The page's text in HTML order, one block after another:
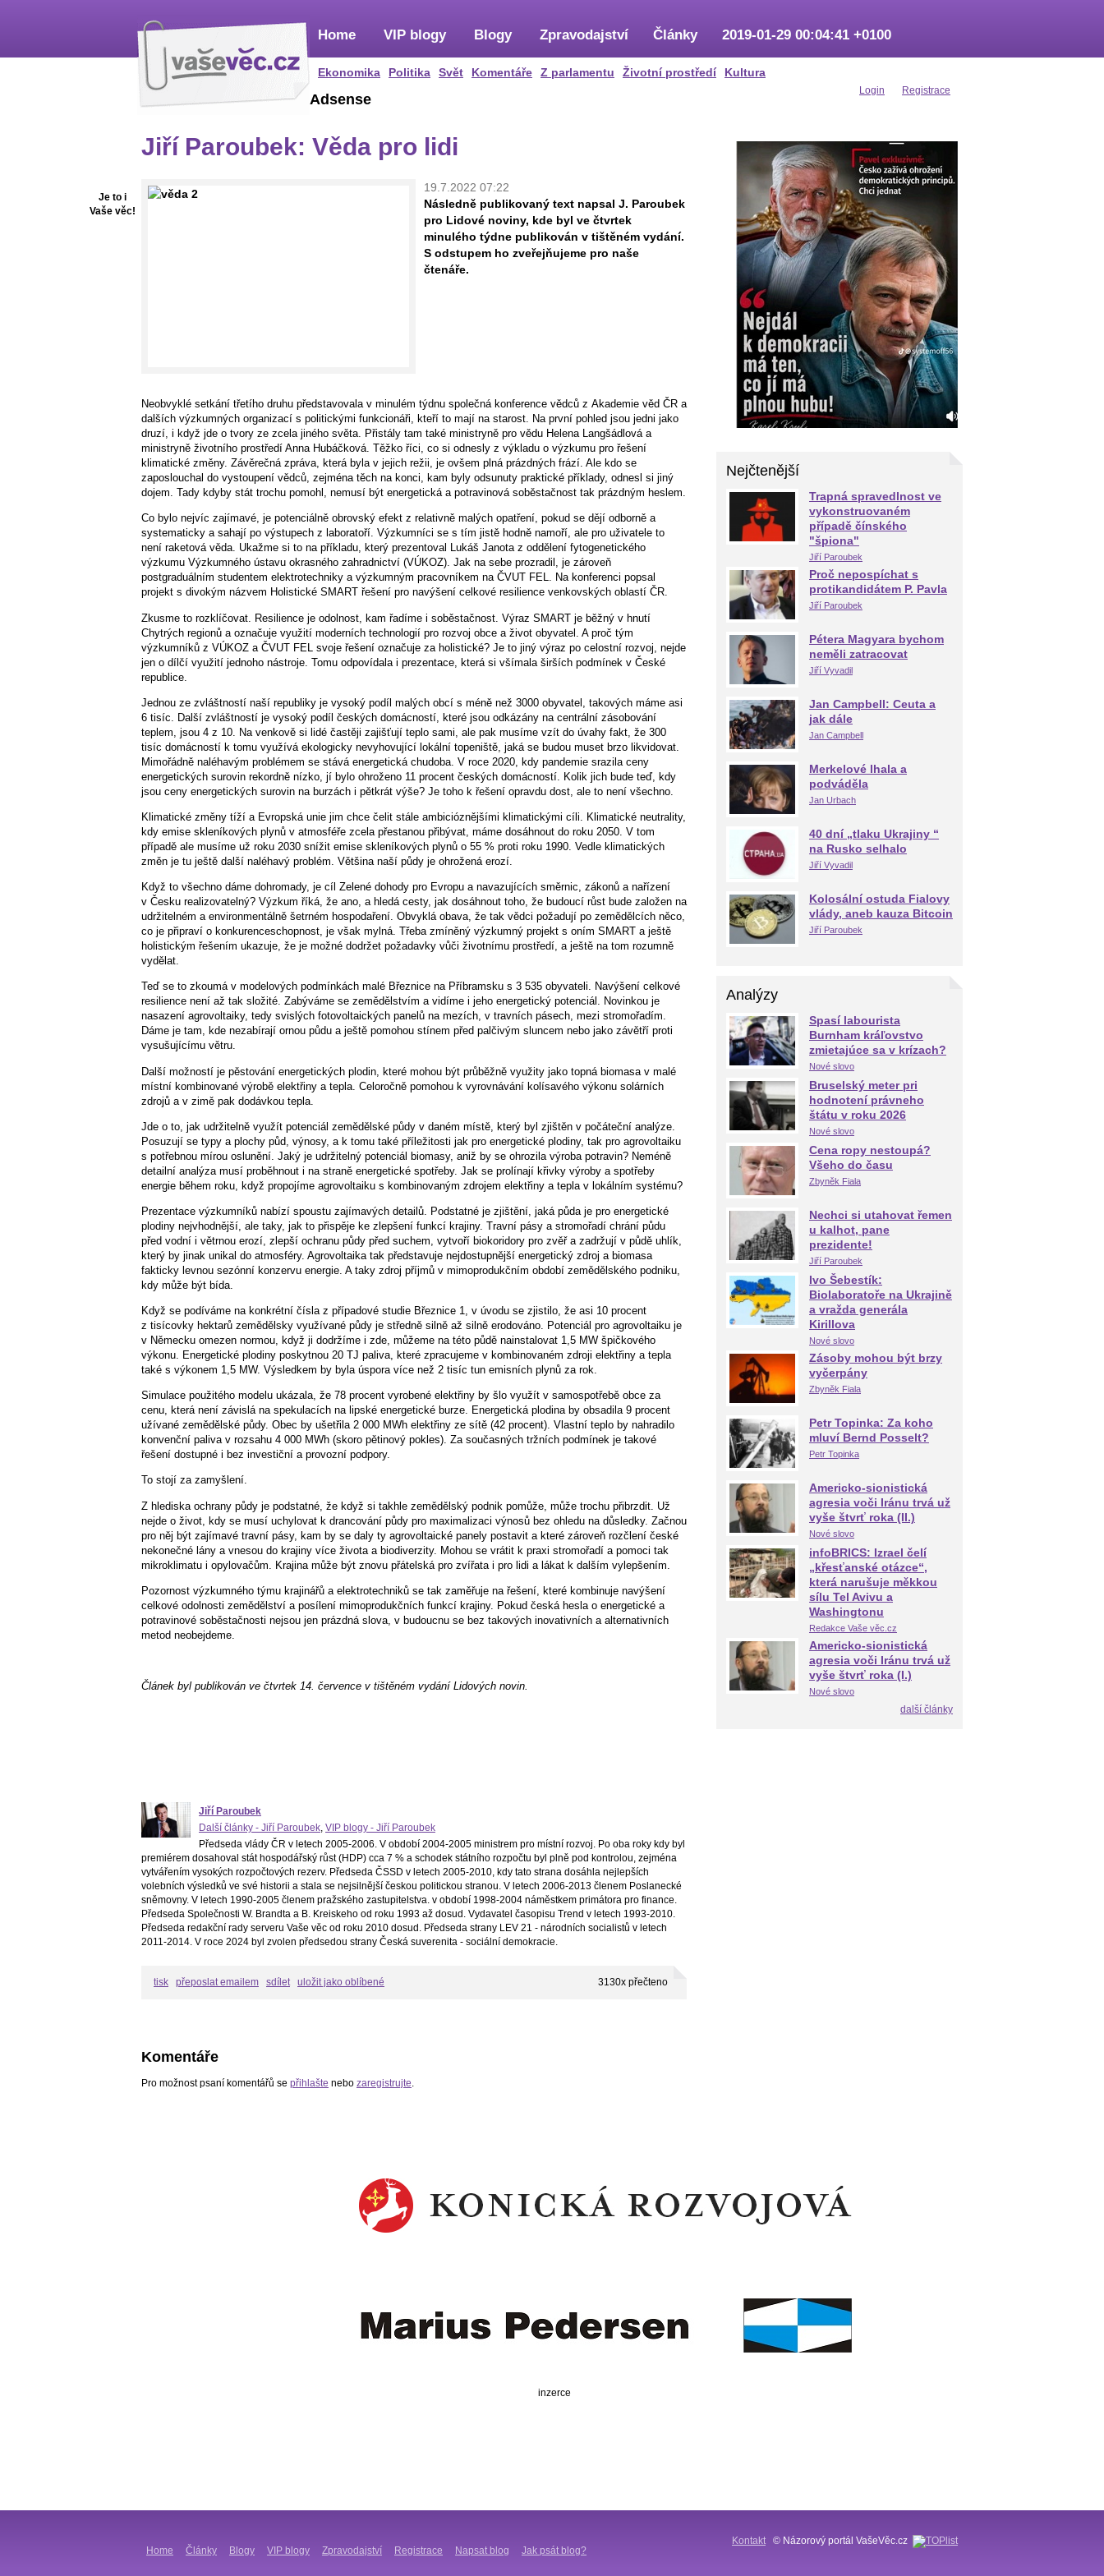
Home
Ekonomika Politika Svět Komentáře Z parlamentu Životní prostředí Kultura
VIP blogy Blogy Zpravodajství Články 2019-01-29 00:04:41 +0100
Login Registrace
Je to i
Vaše věc!
Adsense
Jiří Paroubek: Věda pro lidi
19.7.2022 07:22
Následně publikovaný text napsal J. Paroubek
pro Lidové noviny, kde byl ve čtvrtek
minulého týdne publikován v tištěném vydání.
S odstupem ho zveřejňujeme pro naše
čtenáře.
Neobvyklé setkání třetího druhu představovala v minulém týdnu společná konference vědců z Akademie věd ČR a
dalších výzkumných organizací s politickými funkcionáři, kteří to mají na starost. Na první pohled jsou jedni jako
druzí, i když jde o tvory ze zcela jiného světa. Přistály tam také ministryně pro vědu Helena Langšádlová a
ministryně životního prostředí Anna Hubáčková. Těžko říci, co si odnesly z výkladu o výzkumu pro řešení
klimatické změny. Závěrečná zpráva, která byla v jejich režii, je ovšem plná prázdných frází. Ale kdo se
zaposlouchal do vystoupení vědců, zejména těch na konci, kam byly odsunuty praktické příklady, odnesl si jiný
dojem. Tady kdyby stát trochu pomohl, nemusí být energetická a potravinová soběstačnost tak prázdným heslem.
Co bylo nejvíc zajímavé, je potenciálně obrovský efekt z relativně malých opatření, pokud se dějí odborně a
systematicky a sahají po výstupech z laboratoří. Výzkumníci se s tím jistě hodně namoří, ale pro uživatele to
není raketová věda. Ukažme si to na příkladu, který prezentoval Lukáš Janota z oddělení fytogenetického
výzkumu Výzkumného ústavu okrasného zahradnictví (VÚKOZ). Jak na sebe prozradil, je zároveň
postgraduálním studentem elektrotechniky a výzkumným pracovníkem na ČVUT FEL. Na konferenci popsal
projekt s divokým názvem Holistické SMART řešení pro navýšení celkové resilience venkovských oblastí ČR.
Zkusme to rozklíčovat. Resilience je odolnost, kam řadíme i soběstačnost. Výraz SMART je běžný v hnutí
Chytrých regionů a označuje využití moderních technologií pro rozvoj obce a život obyvatel. A proč tým
výzkumníků z VÚKOZ a ČVUT FEL svoje řešení označuje za holistické? Je to jiný výraz po celostní rozvoj, nejde
jen o dílčí využití jednoho nástroje. Tomu odpovídala i prezentace, která si všímala širších podmínek v České
republice.
Jednou ze zvláštností naší republiky je vysoký podíl malých obcí s méně než 3000 obyvatel, takových máme asi
6 tisíc. Další zvláštností je vysoký podíl českých domácností, které jsou odkázány na centrální zásobování
teplem, jsou 4 z 10. Na venkově si lidé častěji zajišťují teplo sami, ale pak musíme vzít do úvahy fakt, že 300
tisíc domácností k tomu využívá ekologicky nevyhovující lokální topeniště, jaká se budou muset brzo likvidovat.
Mimořádně naléhavým problémem se stává energetická chudoba. V roce 2020, kdy pandemie srazila ceny
energetických surovin rekordně nízko, jí bylo ohroženo 11 procent českých domácností. Kolik jich bude teď, kdy
jsou ceny energetických surovin na burzách i pětkrát výše? Je toho k řešení opravdu dost, ale to není všechno.
Klimatické změny tíží a Evropská unie jim chce čelit stále ambicióznějšími klimatickými cíli. Klimatické neutrality,
kdy emise skleníkových plynů v atmosféře zcela přestanou přibývat, máme dosáhnout do roku 2050. V tom
případě ale musíme už roku 2030 snížit emise skleníkových plynů o 55 % proti roku 1990. Vedle klimatických
změn je tu ještě další naléhavý problém. Většina naší půdy je ohrožená erozí.
Když to všechno dáme dohromady, je cíl Zelené dohody pro Evropu a navazujících směrnic, zákonů a nařízení
v Česku realizovatelný? Výzkum říká, že ano, a hledá cesty, jak dosáhnout toho, že budoucí růst bude založen na
udržitelném a environmentálně šetrném hospodaření. Obvyklá obava, že tak vědci požadují po zemědělcích něco,
co je připraví o konkurenceschopnost, je však mylná. Třeba zmíněný výzkumný projekt s oním SMART a ještě
holistickým řešením ukazuje, že je možné dodržet požadavky vůči životnímu prostředí, a ještě na tom rozumně
vydělat.
Teď se to zkoumá v modelových podmínkách malé Březnice na Příbramsku s 3 535 obyvateli. Navýšení celkové
resilience není až tak složité. Zabýváme se zemědělstvím a vidíme i jeho energetický potenciál. Novinkou je
nasazení agrovoltaiky, tedy svislých fotovoltaických panelů na mezích, v travních pásech, mezi stromořadím.
Dáme je tam, kde nezabírají ornou půdu a ještě pomohou stínem před palčivým sluncem nebo jako závětří proti
vysušujícímu větru.
Další možností je pěstování energetických plodin, které mohou být průběžně využity jako topná biomasa v malé
místní kombinované výrobě elektřiny a tepla. Celoročně pomohou k vyrovnávání kolísavého výkonu solárních
zdrojů a v zimě pak dodávkou tepla.
Jde o to, jak udržitelně využít potenciál zemědělské půdy v daném místě, který byl zjištěn v počáteční analýze.
Posuzují se typy a plochy půd, výnosy, a k tomu také příležitosti jak pro energetické plodiny, tak pro agrovoltaiku
s potřebnou mírou oslunění. Jaký je udržitelný potenciál biomasy, aniž by se ohrozila výroba potravin? Neméně
detailní analýza musí proběhnout i na straně energetické spotřeby. Jak se prolínají křivky výroby a spotřeby
energie během roku, když propojíme agrovoltaiku s kombinovaným zdrojem elektřiny a tepla v lokálním systému?
Prezentace výzkumníků nabízí spoustu zajímavých detailů. Podstatné je zjištění, jaká půda je pro energetické
plodiny nejvhodnější, ale taky, jak to přispěje ke zlepšení funkcí krajiny. Travní pásy a stromořadí chrání půdu
před vodní i větrnou erozí, zlepší ochranu půdy před suchem, vytvoří biokoridory pro zvěř a zadržují v půdě uhlík,
který by jinak unikal do atmosféry. Agrovoltaika tak představuje nejdostupnější energetický zdroj a biomasa
fakticky levnou sezónní konzervu energie. A taky zdroj příjmů v mimoprodukčním období zemědělského podniku,
kdy může být bída.
Když se podíváme na konkrétní čísla z případové studie Březnice 1, v úvodu se zjistilo, že asi 10 procent
z tisícovky hektarů zemědělsky využívané půdy je středně silně až silně erodováno. Potenciál pro agrovoltaiku je
v Německu omezen normou, když ji dodržíme i zde, můžeme na této půdě nainstalovat 1,5 MW špičkového
výkonu. Energetické plodiny poskytnou 20 TJ paliva, které zpracujeme v kombinovaném zdroji elektřiny a tepla
také s výkonem 1,5 MW. Výsledkem by byla úspora více než 2 tisíc tun emisních plynů za rok.
Simulace použitého modelu ukázala, že 78 procent vyrobené elektřiny by šlo využít v samospotřebě obce za
cenu, která není závislá na spekulacích na lipské energetické burze. Energetická plodina by obsadila 9 procent
užívané zemědělské půdy. Obec by ušetřila 2 000 MWh elektřiny ze sítě (42 procent). Vlastní teplo by nahradilo
konvenční paliva v rozsahu 4 000 MWh (skoro pětinový pokles). Za současných tržních podmínek je takové
řešení dostupné i bez investiční a provozní podpory.
To stojí za zamyšlení.
Z hlediska ochrany půdy je podstatné, že když si takhle zemědělský podnik pomůže, může trochu přibrzdit. Už
nejde o život, kdy se musí uchylovat k drancování půdy pro maximalizaci výnosů bez ohledu na důsledky. Začnou
pro něj být zajímavé travní pásy, kam by se daly ty agrovoltaické panely postavit a které zároveň rozčlení české
nekonečné lány a vnesou do krajiny více života a biodiverzity. Mohou se vrátit k praxi stromořadí a pomoci tak
mikroklimatu i opylovačům. Krajina může být znovu přátelská pro zvířata i pro lidi a lákat k dalším vylepšením.
Pozornost výzkumného týmu krajinářů a elektrotechniků se tak zaměřuje na řešení, které kombinuje navýšení
celkové odolnosti zemědělství a posílení mimoprodukčních funkcí krajiny. Pokud česká hesla o energetické a
potravinové soběstačnosti nejsou jen prázdná slova, v budoucnu se bez takových inovativních a alternativních
metod neobejdeme.
Článek byl publikován ve čtvrtek 14. července v tištěném vydání Lidových novin.
Jiří Paroubek
Další články - Jiří Paroubek, VIP blogy - Jiří Paroubek
Předseda vlády ČR v letech 2005-2006. V období 2004-2005 ministrem pro místní rozvoj. Po oba roky kdy byl
premiérem dosahoval stát hospodářský růst (HDP) cca 7 % a schodek státního rozpočtu byl plně pod kontrolou, zejména
vytvářením vysokých rozpočtových rezerv. Předseda ČSSD v letech 2005-2010, kdy tato strana dosáhla nejlepších
volebních výsledků ve své historii a stala se nejsilnější českou politickou stranou. V letech 2006-2013 členem Poslanecké
sněmovny. V letech 1990-2005 členem pražského zastupitelstva. v období 1998-2004 náměstkem primátora pro finance.
Předseda Společnosti W. Brandta a B. Kreiskeho od roku 1993 až dosud. Vydavatel časopisu Trend v letech 1993-2010.
Předseda redakční rady serveru Vaše věc od roku 2010 dosud. Předseda strany LEV 21 - národních socialistů v letech
2011-2014. V roce 2024 byl zvolen předsedou strany Česká suverenita - sociální demokracie.
tisk přeposlat emailem sdílet uložit jako oblíbené 3130x přečteno
Komentáře
Pro možnost psaní komentářů se přihlašte nebo zaregistrujte.
Nejčtenější
Trapná spravedlnost ve
vykonstruovaném
případě čínského
"špiona"
Jiří Paroubek
Proč nepospíchat s
protikandidátem P. Pavla
Jiří Paroubek
Pétera Magyara bychom
neměli zatracovat
Jiří Vyvadil
Jan Campbell: Ceuta a
jak dále
Jan Campbell
Merkelové lhala a
podváděla
Jan Urbach
40 dní „tlaku Ukrajiny “
na Rusko selhalo
Jiří Vyvadil
Kolosální ostuda Fialovy
vlády, aneb kauza Bitcoin
Jiří Paroubek
Analýzy
Spasí labourista
Burnham kráľovstvo
zmietajúce sa v krízach?
Nové slovo
Bruselský meter pri
hodnotení právneho
štátu v roku 2026
Nové slovo
Cena ropy nestoupá?
Všeho do času
Zbyněk Fiala
Nechci si utahovat řemen
u kalhot, pane
prezidente!
Jiří Paroubek
Ivo Šebestík:
Biolaboratoře na Ukrajině
a vražda generála
Kirillova
Nové slovo
Zásoby mohou být brzy
vyčerpány
Zbyněk Fiala
Petr Topinka: Za koho
mluví Bernd Posselt?
Petr Topinka
Americko-sionistická
agresia voči Iránu trvá už
vyše štvrť roka (II.)
Nové slovo
infoBRICS: Izrael čelí
„křesťanské otázce“,
která narušuje měkkou
sílu Tel Avivu a
Washingtonu
Redakce Vaše věc.cz
Americko-sionistická
agresia voči Iránu trvá už
vyše štvrť roka (I.)
Nové slovo
další články
inzerce
Home Články Blogy VIP blogy Zpravodajství Registrace Napsat blog Jak psát blog?
Kontakt © Názorový portál VašeVěc.cz